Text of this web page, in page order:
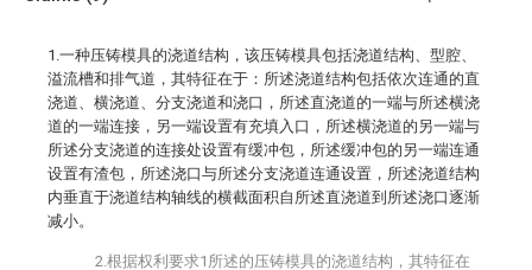
1.一种压铸模具的浇道结构，该压铸模具包括浇道结构、型腔、
溢流槽和排气道，其特征在于：所述浇道结构包括依次连通的直
浇道、横浇道、分支浇道和浇口，所述直浇道的一端与所述横浇
道的一端连接，另一端设置有充填入口，所述横浇道的另一端与
所述分支浇道的连接处设置有缓冲包，所述缓冲包的另一端连通
设置有渣包，所述浇口与所述分支浇道连通设置，所述浇道结构
内垂直于浇道结构轴线的横截面积自所述直浇道到所述浇口逐渐
减小。
2.根据权利要求1所述的压铸模具的浇道结构，其特征在